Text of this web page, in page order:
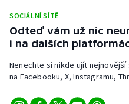
SOCIÁLNÍ SÍTĚ
Odteď vám už nic
i na dalších
Nenechte si nikde ujít
na Facebooku, X, Instagramu,